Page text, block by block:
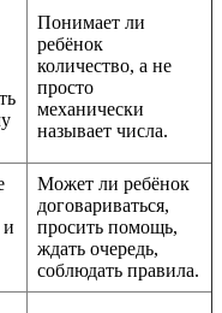
Понимает ли
ребёнок
количество, а не
просто
механически
называет числа.
и
Может ли ребёнок
договариваться,
просить помощь,
ждать очередь,
соблюдать правила.